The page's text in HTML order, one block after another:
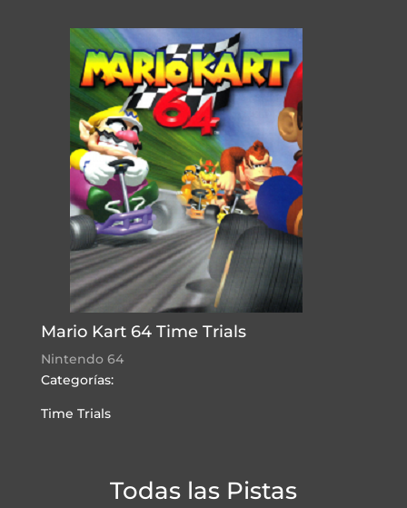
Mario Kart 64 Time Trials
Nintendo 64
Categorías:
Time Trials
Todas las Pistas